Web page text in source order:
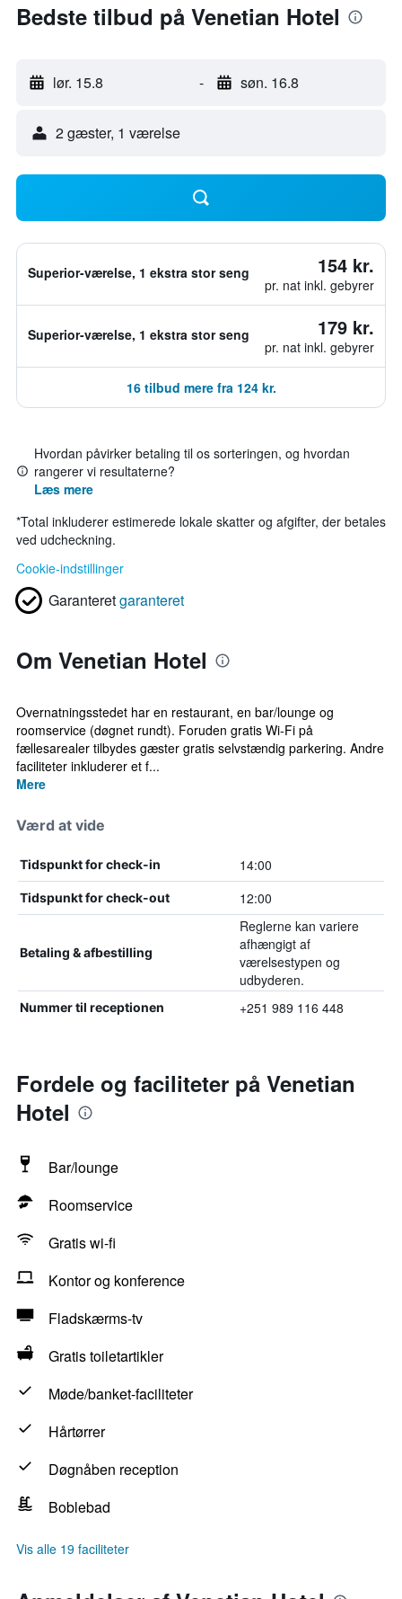
Bedste tilbud på Venetian Hotel
lør. 15.8 - søn. 16.8
2 gæster, 1 værelse
Superior-værelse, 1 ekstra stor seng 154 kr.
pr. nat inkl. gebyrer
Superior-værelse, 1 ekstra stor seng 179 kr.
pr. nat inkl. gebyrer
16 tilbud mere fra 124 kr.
Hvordan påvirker betaling til os sorteringen, og hvordan
rangerer vi resultaterne?
Læs mere
*Total inkluderer estimerede lokale skatter og afgifter, der betales
ved udcheckning.
Cookie-indstillinger
Garanteretgaranteret
Om Venetian Hotel
Overnatningsstedet har en restaurant, en bar/lounge og
roomservice (døgnet rundt). Foruden gratis Wi-Fi på
fællesarealer tilbydes gæster gratis selvstændig parkering. Andre
faciliteter inkluderer et f...
Mere
Værd at vide
Tidspunkt for check-in 14:00
Tidspunkt for check-out 12:00
Betaling & afbestilling
Reglerne kan variere
afhængigt af
værelsestypen og
udbyderen.
Nummer til receptionen +251 989 116 448
Fordele og faciliteter på Venetian
Hotel
Bar/lounge
Roomservice
Gratis wi-fi
Kontor og konference
Fladskærms-tv
Gratis toiletartikler
Møde/banket-faciliteter
Hårtørrer
Døgnåben reception
Boblebad
Vis alle 19 faciliteter